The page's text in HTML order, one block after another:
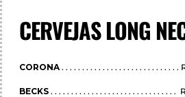
CERVEJAS LONG
CORONA. . . . . . . . . . . . . . . . . . . . . . . . . . . . .
BECKS . . . . . . . . . . . . . . . . . . . . . . . . . . . . . . .